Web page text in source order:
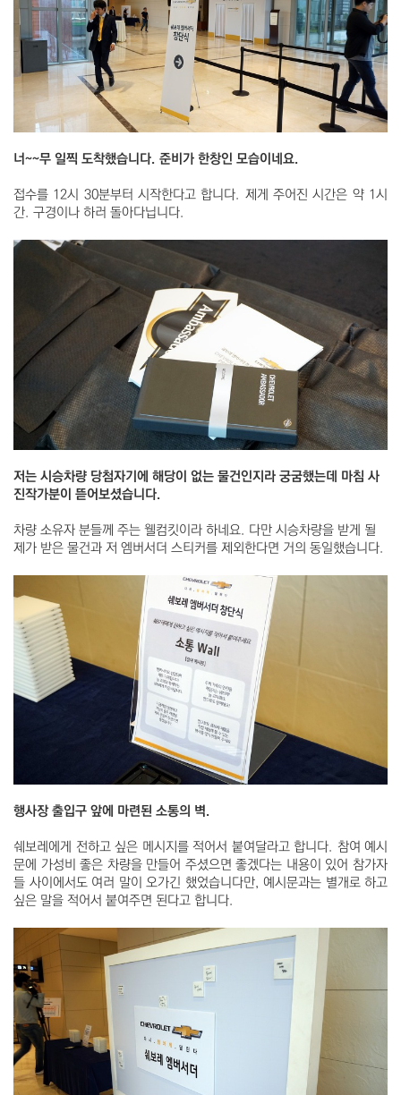
너~~무 일찍 도착했습니다. 준비가 한창인 모습이네요.
접수를 12시 30분부터 시작한다고 합니다. 제게 주어진 시간은 약 1시
간. 구경이나 하러 돌아다닙니다.
저는 시승차량 당첨자기에 해당이 없는 물건인지라 궁굼했는데 마침 사
진작가분이 뜯어보셨습니다.
차량 소유자 분들께 주는 웰컴킷이라 하네요. 다만 시승차량을 받게 될
제가 받은 물건과 저 엠버서더 스티커를 제외한다면 거의 동일했습니다.
행사장 출입구 앞에 마련된 소통의 벽.
쉐보레에게 전하고 싶은 메시지를 적어서 붙여달라고 합니다. 참여 예시
문에 가성비 좋은 차량을 만들어 주셨으면 좋겠다는 내용이 있어 참가자
들 사이에서도 여러 말이 오가긴 했었습니다만, 예시문과는 별개로 하고
싶은 말을 적어서 붙여주면 된다고 합니다.